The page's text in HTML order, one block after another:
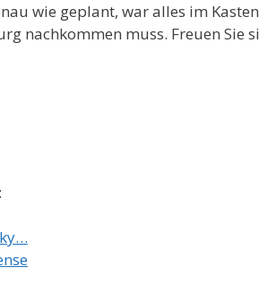
wie geplant, war alles im
nachkommen muss. Freuen Sie